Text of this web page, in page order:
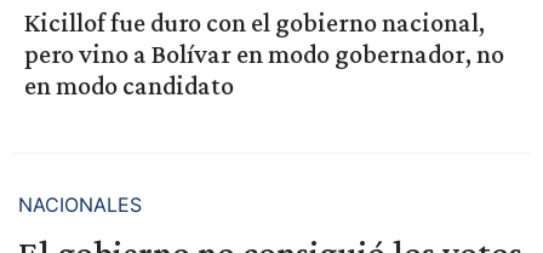
Kicillof fue duro con el gobierno nacional,
pero vino a Bolívar en modo gobernador, no
en modo candidato
NACIONALES